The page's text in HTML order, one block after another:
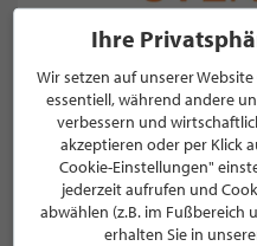
Ihre
Wir setzen auf unserer
essentiell, während andere
verbessern und
akzeptieren oder per Klick
Cookie-Einstellungen"
jederzeit aufrufen und
abwählen (z.B. im Fußbereich
erhalten Sie in